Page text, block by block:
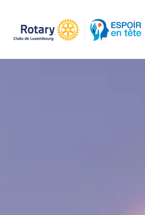
Accéder au contenu principal